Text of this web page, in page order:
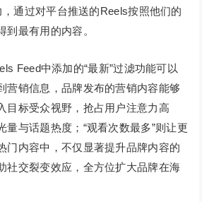
通过对平台推送的Reels按照他们的
到最有用的内容。
Feed中添加的“最新”过滤功能可以
营销信息，品牌发布的营销内容能够
目标受众视野，抢占用户注意力高
量与话题热度；“观看次数最多”则让更
门内容中，不仅显著提升品牌内容的
社交裂变效应，全方位扩大品牌在海